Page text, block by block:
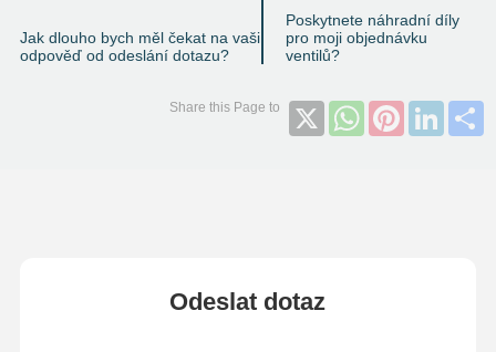
Jak dlouho bych měl čekat na vaši
odpověď od odeslání dotazu?
Poskytnete náhradní díly
pro moji objednávku
ventilů?
X WhatsAppPinterest
Odeslat dotaz